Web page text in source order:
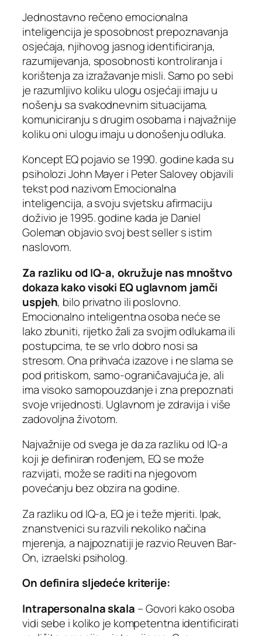
Jednostavno rečeno emocionalna
inteligencija je sposobnost prepoznavanja
osjećaja, njihovog jasnog identificiranja,
razumijevanja, sposobnosti kontroliranja i
korištenja za izražavanje misli. Samo po sebi
je razumljivo koliku ulogu osjećaji imaju u
nošenju sa svakodnevnim situacijama,
komuniciranju s drugim osobama i najvažnije
koliku oni ulogu imaju u donošenju odluka.
Koncept EQ pojavio se 1990. godine kada su
psiholozi John Mayer i Peter Salovey objavili
tekst pod nazivom Emocionalna
inteligencija, a svoju svjetsku afirmaciju
doživio je 1995. godine kada je Daniel
Goleman objavio svoj best seller s istim
naslovom.
Za razliku od IQ-a, okružuje nas mnoštvo
dokaza kako visoki EQ uglavnom jamči
uspjeh, bilo privatno ili poslovno.
Emocionalno inteligentna osoba neće se
lako zbuniti, rijetko žali za svojim odlukama ili
postupcima, te se vrlo dobro nosi sa
stresom. Ona prihvaća izazove i ne slama se
pod pritiskom, samo-ograničavajuća je, ali
ima visoko samopouzdanje i zna prepoznati
svoje vrijednosti. Uglavnom je zdravija i više
zadovoljna životom.
Najvažnije od svega je da za razliku od IQ-a
koji je definiran rođenjem, EQ se može
razvijati, može se raditi na njegovom
povećanju bez obzira na godine.
Za razliku od IQ-a, EQ je i teže mjeriti. Ipak,
znanstvenici su razvili nekoliko načina
mjerenja, a najpoznatiji je razvio Reuven Bar-
On, izraelski psiholog.
On definira sljedeće kriterije:
Intrapersonalna skala – Govori kako osoba
vidi sebe i koliko je kompetentna identificirati